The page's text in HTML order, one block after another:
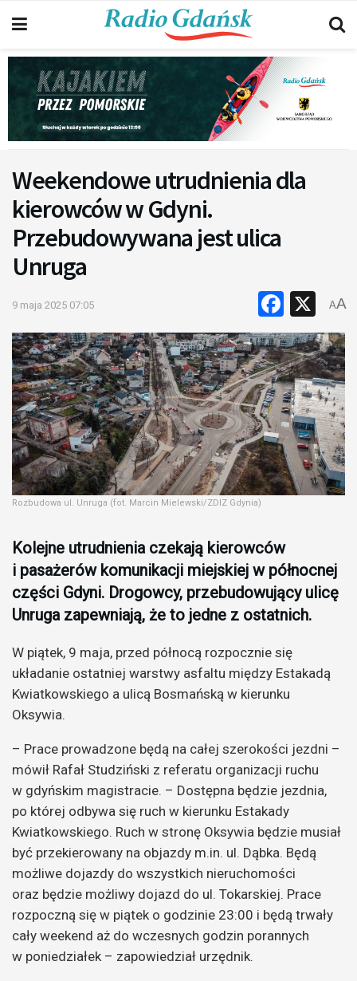
Weekendowe utrudnienia dla
kierowców w Gdyni.
Przebudowywana jest ulica
Unruga
9 maja 2025 07:05 X
AA
Rozbudowa ul. Unruga (fot. Marcin Mielewski/ZDIZ Gdynia)
Kolejne utrudnienia czekają kierowców
i pasażerów komunikacji miejskiej w północnej
części Gdyni. Drogowcy, przebudowujący ulicę
Unruga zapewniają, że to jedne z ostatnich.
W piątek, 9 maja, przed północą rozpocznie się
układanie ostatniej warstwy asfaltu między Estakadą
Kwiatkowskiego a ulicą Bosmańską w kierunku
Oksywia.
– Prace prowadzone będą na całej szerokości jezdni –
mówił Rafał Studziński z referatu organizacji ruchu
w gdyńskim magistracie. – Dostępna będzie jezdnia,
po której odbywa się ruch w kierunku Estakady
Kwiatkowskiego. Ruch w stronę Oksywia będzie musiał
być przekierowany na objazdy m.in. ul. Dąbka. Będą
możliwe dojazdy do wszystkich nieruchomości
oraz będzie możliwy dojazd do ul. Tokarskiej. Prace
rozpoczną się w piątek o godzinie 23:00 i będą trwały
cały weekend aż do wczesnych godzin porannych
w poniedziałek – zapowiedział urzędnik.